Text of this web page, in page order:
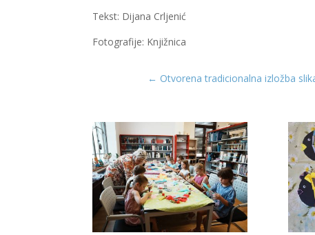
Tekst: Dijana Crljenić
Fotografije: Knjižnica
← Otvorena tradicionalna izložba